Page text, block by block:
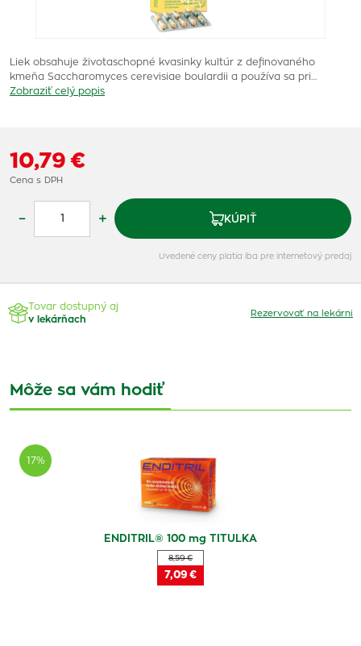
Liek obsahuje životaschopné kvasinky kultúr z definovaného
kmeňa Saccharomyces cerevisiae boulardii a používa sa pri…
Zobraziť celý popis
10,79 €
Cena s DPH
– + KÚPIŤ
Uvedené ceny platia iba pre internetový predaj
Tovar dostupný aj
v lekárňach
Rezervovať na lekárni
Môže sa vám hodiť
17%
ENDITRIL® 100 mg TITULKA
8,59 €
7,09 €